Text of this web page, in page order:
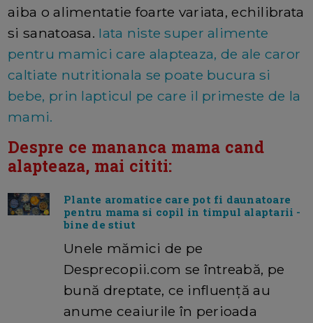
aiba o alimentatie foarte variata, echilibrata
si sanatoasa. Iata niste super alimente
pentru mamici care alapteaza, de ale caror
caltiate nutritionala se poate bucura si
bebe, prin lapticul pe care il primeste de la
mami.
Despre ce mananca mama cand
alapteaza, mai cititi:
Plante aromatice care pot fi daunatoare
pentru mama si copil in timpul alaptarii -
bine de stiut
Unele mămici de pe
Desprecopii.com se întreabă, pe
bună dreptate, ce influență au
anume ceaiurile în perioada